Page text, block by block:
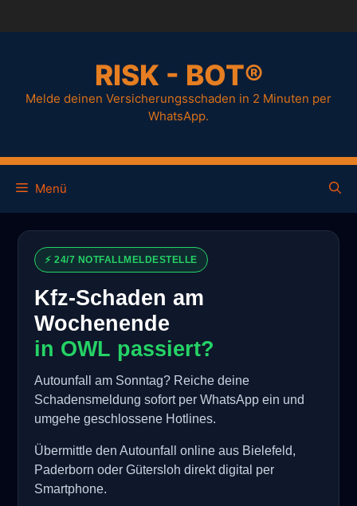
RISK - BOT®
Melde deinen Versicherungsschaden in 2 Minuten per
WhatsApp.
Menü
⚡ 24/7 NOTFALLMELDESTELLE
Kfz-Schaden am
Wochenende
in OWL passiert?
Autounfall am Sonntag? Reiche deine
Schadensmeldung sofort per WhatsApp ein und
umgehe geschlossene Hotlines.
Übermittle den Autounfall online aus Bielefeld,
Paderborn oder Gütersloh direkt digital per
Smartphone.